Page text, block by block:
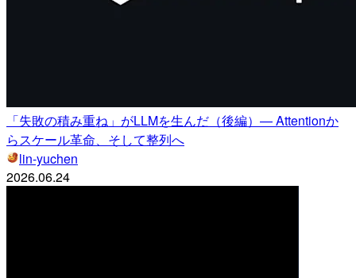
「失敗の積み重ね」がLLMを生んだ（後編）— Attentionか
らスケール革命、そして整列へ
lin-yuchen
2026.06.24